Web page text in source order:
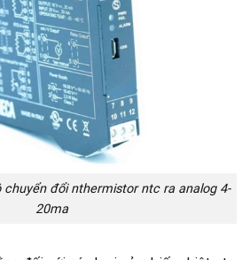
chuyển đổi nthermistor ntc ra analog 4-
20ma